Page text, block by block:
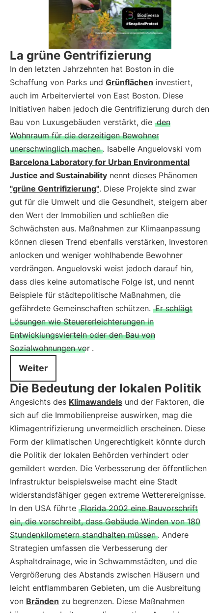
La grüne Gentrifizierung
In den letzten Jahrzehnten hat Boston in die
Schaffung von Parks und Grünflächen investiert,
auch im Arbeiterviertel von East Boston. Diese
Initiativen haben jedoch die Gentrifizierung durch den
Bau von Luxusgebäuden verstärkt, die den
Wohnraum für die derzeitigen Bewohner
unerschwinglich machen . Isabelle Anguelovski vom
Barcelona Laboratory for Urban Environmental
Justice and Sustainability nennt dieses Phänomen
"grüne Gentrifizierung". Diese Projekte sind zwar
gut für die Umwelt und die Gesundheit, steigern aber
den Wert der Immobilien und schließen die
Schwächsten aus. Maßnahmen zur Klimaanpassung
können diesen Trend ebenfalls verstärken, Investoren
anlocken und weniger wohlhabende Bewohner
verdrängen. Anguelovski weist jedoch darauf hin,
dass dies keine automatische Folge ist, und nennt
Beispiele für städtepolitische Maßnahmen, die
gefährdete Gemeinschaften schützen. Er schlägt
Lösungen wie Steuererleichterungen in
Entwicklungsvierteln oder den Bau von
Sozialwohnungen vor .
Weiter
Die Bedeutung der lokalen Politik
Angesichts des Klimawandels und der Faktoren, die
sich auf die Immobilienpreise auswirken, mag die
Klimagentrifizierung unvermeidlich erscheinen. Diese
Form der klimatischen Ungerechtigkeit könnte durch
die Politik der lokalen Behörden verhindert oder
gemildert werden. Die Verbesserung der öffentlichen
Infrastruktur beispielsweise macht eine Stadt
widerstandsfähiger gegen extreme Wetterereignisse.
In den USA führte Florida 2002 eine Bauvorschrift
ein, die vorschreibt, dass Gebäude Winden von 180
Stundenkilometern standhalten müssen . Andere
Strategien umfassen die Verbesserung der
Asphaltdrainage, wie in Schwammstädten, und die
Vergrößerung des Abstands zwischen Häusern und
leicht entflammbaren Gebieten, um die Ausbreitung
von Bränden zu begrenzen. Diese Maßnahmen